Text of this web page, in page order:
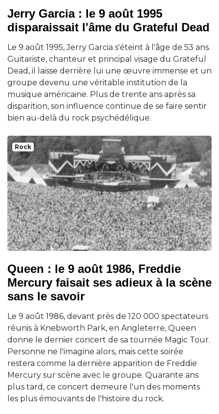
Jerry Garcia : le 9 août 1995
disparaissait l'âme du Grateful Dead
Le 9 août 1995, Jerry Garcia s'éteint à l'âge de 53 ans.
Guitariste, chanteur et principal visage du Grateful
Dead, il laisse derrière lui une œuvre immense et un
groupe devenu une véritable institution de la
musique américaine. Plus de trente ans après sa
disparition, son influence continue de se faire sentir
bien au-delà du rock psychédélique.
Rock
Queen : le 9 août 1986, Freddie
Mercury faisait ses adieux à la scène
sans le savoir
Le 9 août 1986, devant près de 120 000 spectateurs
réunis à Knebworth Park, en Angleterre, Queen
donne le dernier concert de sa tournée Magic Tour.
Personne ne l'imagine alors, mais cette soirée
restera comme la dernière apparition de Freddie
Mercury sur scène avec le groupe. Quarante ans
plus tard, ce concert demeure l'un des moments
les plus émouvants de l'histoire du rock.